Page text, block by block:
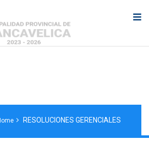
RESOLUCIONES GERENCIALES